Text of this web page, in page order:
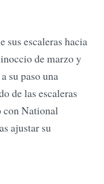
escaleras hacia
de marzo y
su paso una
de las escaleras
con National
ajustar su